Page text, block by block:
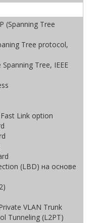
(Spanning Tree
Tree protocol,
Tree, IEEE
Link option
(LBD) на основе
VLAN Trunk
Tunneling (L2PT)